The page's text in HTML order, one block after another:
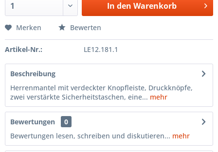
In den Warenkorb
Merken Bewerten
Artikel-Nr.: LE12.181.1
Beschreibung
Herrenmantel mit verdeckter Knopfleiste, Druckknöpfe,
zwei verstärkte Sicherheitstaschen, eine... mehr
Bewertungen
0
Bewertungen lesen, schreiben und diskutieren... mehr